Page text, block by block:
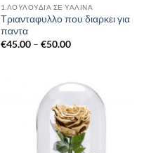
1.ΛΟΥΛΟΎΔΙΑ ΣΈ ΥΆΛΙΝΑ
Τριανταφυλλο που διαρκει για
παντα
€45.00 – €50.00Price
€50.00